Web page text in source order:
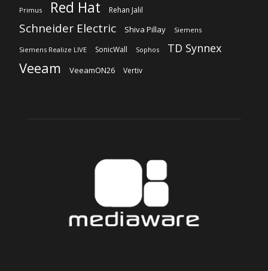
Primus Red Hat Rehan Jalil
Schneider Electric Shiva Pillay Siemens
Siemens Realize LIVE SonicWall Sophos TD Synnex
Veeam VeeamON26 Vertiv